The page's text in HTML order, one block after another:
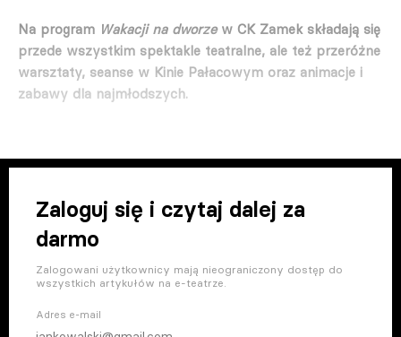
Na program Wakacji na dworze w CK Zamek składają się
przede wszystkim spektakle teatralne, ale też przeróżne
warsztaty, seanse w Kinie Pałacowym oraz animacje i
zabawy dla najmłodszych.
Zaloguj się i czytaj dalej za
darmo
Zalogowani użytkownicy mają nieograniczony dostęp do
wszystkich artykułów na e-teatrze.
Adres e-mail